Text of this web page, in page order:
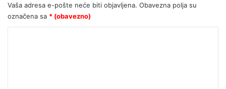
Vaša adresa e-pošte neće biti objavljena. Obavezna polja su
označena sa * (obavezno)